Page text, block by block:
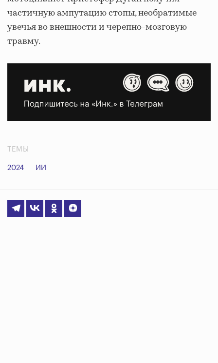
частичную ампутацию стопы, необратимые
увечья во внешности и черепно-мозговую
травму.
ТЕМЫ
2024 ИИ